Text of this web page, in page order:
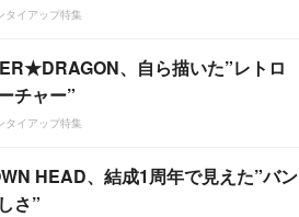
タイアップ特集
、自ら描いた”レトロ
チャー”
タイアップ特集
HEAD、結成1周年で見えた”バン
さ”